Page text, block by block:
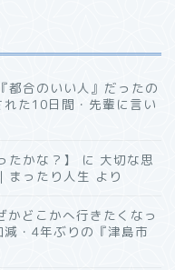
都合のいい人』だったの
た10日間・先輩に言い
たかな？】 に 大切な思
まったり人生 より
かどこかへ行きたくなっ
・4年ぶりの『津島市